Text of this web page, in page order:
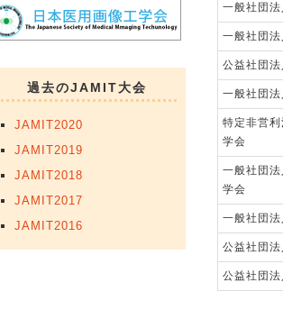
一般社団
一般社団
公益社団
一般社団
特定非営
学会
一般社団
学会
一般社団
公益社団
公益社団
過去のJAMIT大会
JAMIT2020
JAMIT2019
JAMIT2018
JAMIT2017
JAMIT2016